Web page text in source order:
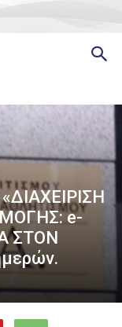
e-
ΣΤΟΝ